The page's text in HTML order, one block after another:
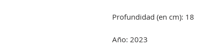
Profundidad (en cm): 18
Año: 2023